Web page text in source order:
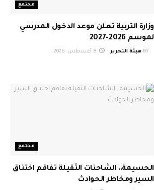
مجتمع
وزارة التربية تعلن موعد الدخول المدرسي
لموسم 2026-2027
BY هيئة التحرير
مجتمع
الحسيمة.. الشاحنات الثقيلة تفاقم اختناق
السير ومخاطر الحوادث